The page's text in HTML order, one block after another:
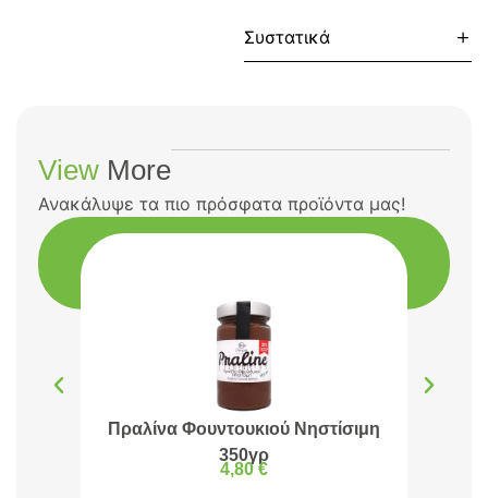
Συστατικά
View More
Ανακάλυψε τα πιο πρόσφατα προϊόντα μας!
Πραλίνα Φουντουκιού Νηστίσιμη
350γρ
4,80 €